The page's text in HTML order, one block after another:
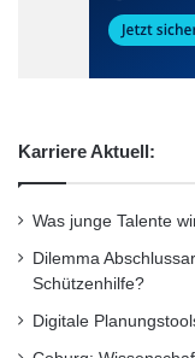
besuchen: Hier
möglichen
Quelle:
Karriere Aktuell:
Was junge Talente
Dilemma
Schützenhilfe?
Digitale